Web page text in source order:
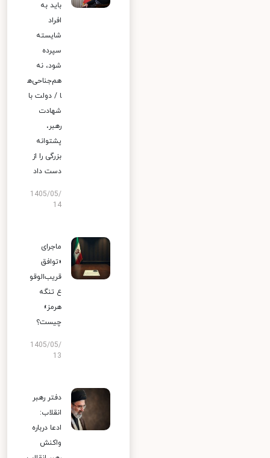
باید به
افراد
شایسته
سپرده
شود، نه
هم‌جناحی‌ه
ا / دولت با
شهادت
رهبر،
پشتوانه
بزرگی را از
دست داد
1405/05/
14
ماجرای
«توافق
قریب‌الوقو
ع تنگه
هرمز»
چیست؟
1405/05/
13
دفتر رهبر
انقلاب:
ادعا درباره
واکنش